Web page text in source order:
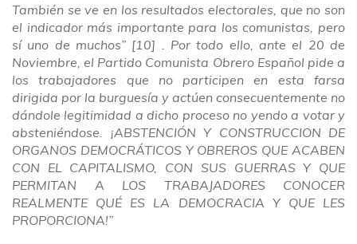
También se ve en los resultados electorales, que no son
el indicador más importante para los comunistas, pero
sí uno de muchos” [10] . Por todo ello, ante el 20 de
Noviembre, el Partido Comunista Obrero Español pide a
los trabajadores que no participen en esta farsa
dirigida por la burguesía y actúen consecuentemente no
dándole legitimidad a dicho proceso no yendo a votar y
absteniéndose. ¡ABSTENCIÓN Y CONSTRUCCION DE
ORGANOS DEMOCRÁTICOS Y OBREROS QUE ACABEN
CON EL CAPITALISMO, CON SUS GUERRAS Y QUE
PERMITAN A LOS TRABAJADORES CONOCER
REALMENTE QUÉ ES LA DEMOCRACIA Y QUE LES
PROPORCIONA!”